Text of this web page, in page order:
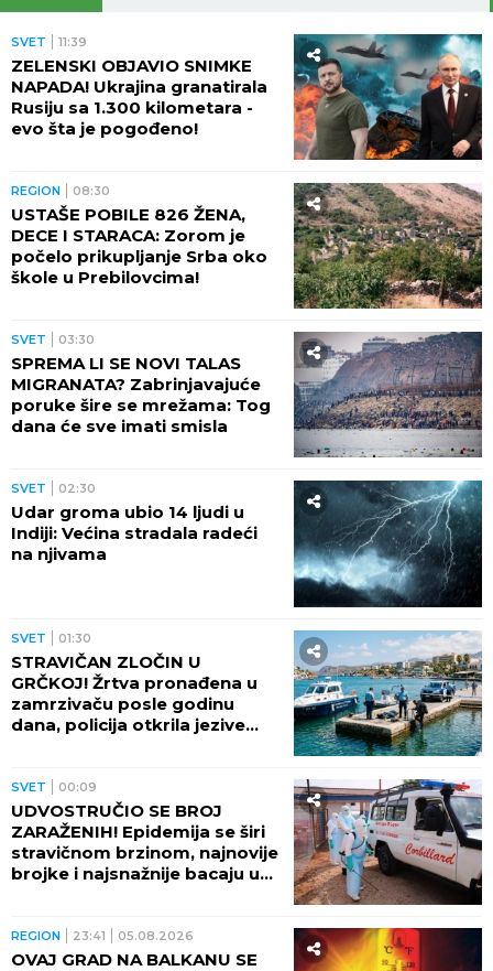
Ovako je izgledala SVADBA Saše Popovića i
Suzane Jovanović: PUSTILI JOJ SNIMAK nakon
njegove smrti, SAMO ŠTO NE KRENU SUZE, a
ovakav poklon za mladence se danas retko viđa!
Kinezi spavaju sa OVIM VOĆEM i više
RASHLAĐIVANJE oduševio je ceo
svet
Majka i ćerka Aneli Ahmić završile u
bolnici!
EVO SA KIM MILICA UŽIVA NA ADI BOJANI NAKON
Njega zna cela
Srbija: Mreže gore od komentara, osvanula
fotografija
ANELI POKAZALA STAN U
DUBROVNIKU, TU JE I NORA!Evo šta
joj ćerka non-stop govori - otvoreno
o suđenju s Asminom: "Stanija je
budaletina" (VIDEO)
by Aklamator
SVET
SVET 11:39
ZELENSKI OBJAVIO SNIMKE
Rusiju sa 1.300 kilometara -
evo šta je pogođeno!